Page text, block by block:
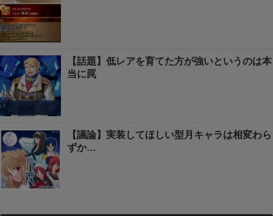
【話題】低レアを育てた方が強いというのは本
当に罠
【議論】実装してほしい型月キャラは相変わら
ずか…